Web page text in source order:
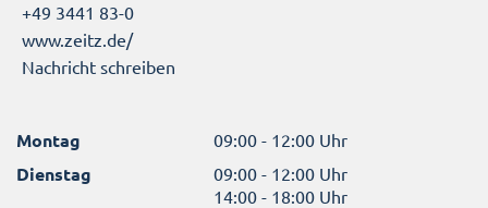
+49 3441 83-0
www.zeitz.de/
Nachricht schreiben
Montag 09:00 - 12:00 Uhr
Dienstag
09:00 - 12:00 Uhr
14:00 - 18:00 Uhr